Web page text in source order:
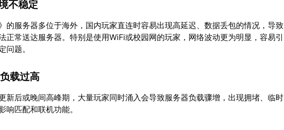
不稳定
的服务器多位于海外，国内玩家直连时容易出现高延迟、数据丢包的情况，导致
正常送达服务器。特别是使用WiFi或校园网的玩家，网络波动更为明显，容易引
问题。
载过高
新后或晚间高峰期，大量玩家同时涌入会导致服务器负载骤增，出现拥堵、临时
响匹配和联机功能。